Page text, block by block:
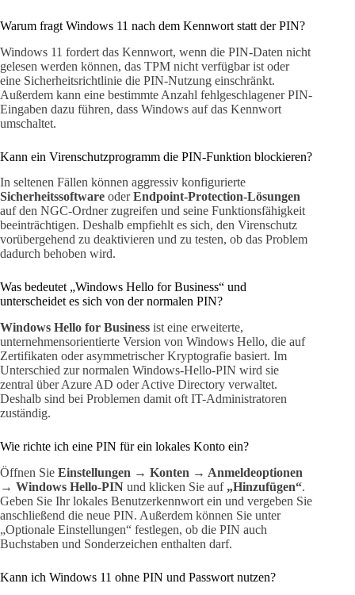
Warum fragt Windows 11 nach dem Kennwort statt der PIN?
Windows 11 fordert das Kennwort, wenn die PIN-Daten nicht
gelesen werden können, das TPM nicht verfügbar ist oder
eine Sicherheitsrichtlinie die PIN-Nutzung einschränkt.
Außerdem kann eine bestimmte Anzahl fehlgeschlagener PIN-
Eingaben dazu führen, dass Windows auf das Kennwort
umschaltet.
Kann ein Virenschutzprogramm die PIN-Funktion blockieren?
In seltenen Fällen können aggressiv konfigurierte
Sicherheitssoftware oderEndpoint-Protection-Lösungen
auf den NGC-Ordner zugreifen und seine Funktionsfähigkeit
beeinträchtigen. Deshalb empfiehlt es sich, den Virenschutz
vorübergehend zu deaktivieren und zu testen, ob das Problem
dadurch behoben wird.
Was bedeutet „Windows Hello for Business“ und
unterscheidet es sich von der normalen PIN?
Windows Hello for Business ist eine erweiterte,
unternehmensorientierte Version von Windows Hello, die auf
Zertifikaten oder asymmetrischer Kryptografie basiert. Im
Unterschied zur normalen Windows-Hello-PIN wird sie
zentral über Azure AD oder Active Directory verwaltet.
Deshalb sind bei Problemen damit oft IT-Administratoren
zuständig.
Wie richte ich eine PIN für ein lokales Konto ein?
Öffnen Sie Einstellungen → Konten → Anmeldeoptionen
→ Windows Hello-PIN und klicken Sie auf „Hinzufügen“.
Geben Sie Ihr lokales Benutzerkennwort ein und vergeben Sie
anschließend die neue PIN. Außerdem können Sie unter
„Optionale Einstellungen“ festlegen, ob die PIN auch
Buchstaben und Sonderzeichen enthalten darf.
Kann ich Windows 11 ohne PIN und Passwort nutzen?